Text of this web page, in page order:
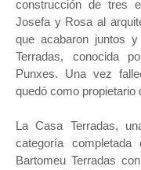
construcción de tres
Josefa y Rosa al
que acabaron juntos
Terradas, conocida
Punxes. Una vez
quedó como propietario
La Casa Terradas,
categoría
Bartomeu Terradas